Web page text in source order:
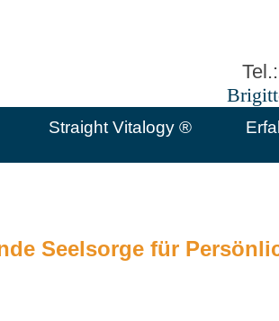
Straight Vitalogy ®
Seelsorge für